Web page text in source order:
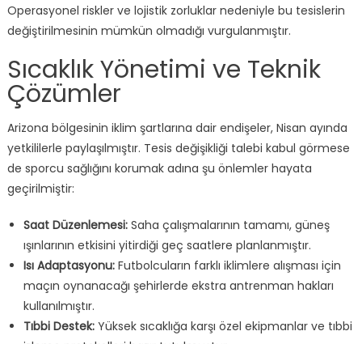
Operasyonel riskler ve lojistik zorluklar nedeniyle bu tesislerin
değiştirilmesinin mümkün olmadığı vurgulanmıştır.
Sıcaklık Yönetimi ve Teknik
Çözümler
Arizona bölgesinin iklim şartlarına dair endişeler, Nisan ayında
yetkililerle paylaşılmıştır. Tesis değişikliği talebi kabul görmese
de sporcu sağlığını korumak adına şu önlemler hayata
geçirilmiştir:
Saat Düzenlemesi:Saha çalışmalarının tamamı, güneş
ışınlarının etkisini yitirdiği geç saatlere planlanmıştır.
Isı Adaptasyonu:Futbolcuların farklı iklimlere alışması için
maçın oynanacağı şehirlerde ekstra antrenman hakları
kullanılmıştır.
Tıbbi Destek:Yüksek sıcaklığa karşı özel ekipmanlar ve tıbbi